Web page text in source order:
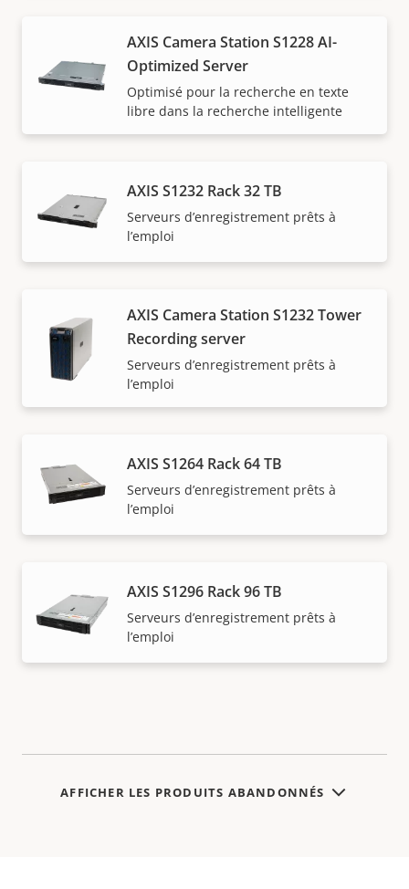
AXIS Camera Station S1228 AI-
Optimized Server
Optimisé pour la recherche en texte
libre dans la recherche intelligente
AXIS S1232 Rack 32 TB
Serveurs d’enregistrement prêts à
l’emploi
AXIS Camera Station S1232 Tower
Recording server
Serveurs d’enregistrement prêts à
l’emploi
AXIS S1264 Rack 64 TB
Serveurs d’enregistrement prêts à
l’emploi
AXIS S1296 Rack 96 TB
Serveurs d’enregistrement prêts à
l’emploi
AFFICHER LES PRODUITS ABANDONNÉS